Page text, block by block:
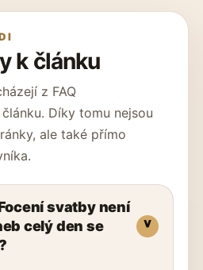
k článku
z FAQ
Díky tomu nejsou
ale také přímo
svatby není
celý den se